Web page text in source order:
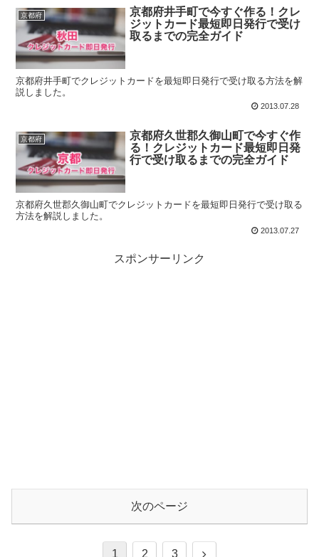
京都府
京都府井手町で今すぐ作る！クレ
ジットカード最短即日発行で受け
取るまでの完全ガイド
京都府井手町でクレジットカードを最短即日発行で受け取る方法を解
説しました。
2013.07.28
京都府
京都府久世郡久御山町で今すぐ作
る！クレジットカード最短即日発
行で受け取るまでの完全ガイド
京都府久世郡久御山町でクレジットカードを最短即日発行で受け取る
方法を解説しました。
2013.07.27
スポンサーリンク
次のページ
1 2 3